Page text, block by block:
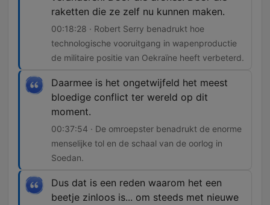
raketten die ze zelf nu kunnen maken.
00:18:28 · Robert Serry benadrukt hoe
technologische vooruitgang in wapenproductie
de militaire positie van Oekraïne heeft verbeterd.
Daarmee is het ongetwijfeld het meest
bloedige conflict ter wereld op dit
moment.
00:37:54 · De omroepster benadrukt de enorme
menselijke tol en de schaal van de oorlog in
Soedan.
Dus dat is een reden waarom het een
beetje zinloos is... om steeds met nieuwe